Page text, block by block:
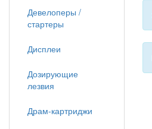
Девелоперы /
стартеры
Дисплеи
Дозирующие
лезвия
Драм-картриджи